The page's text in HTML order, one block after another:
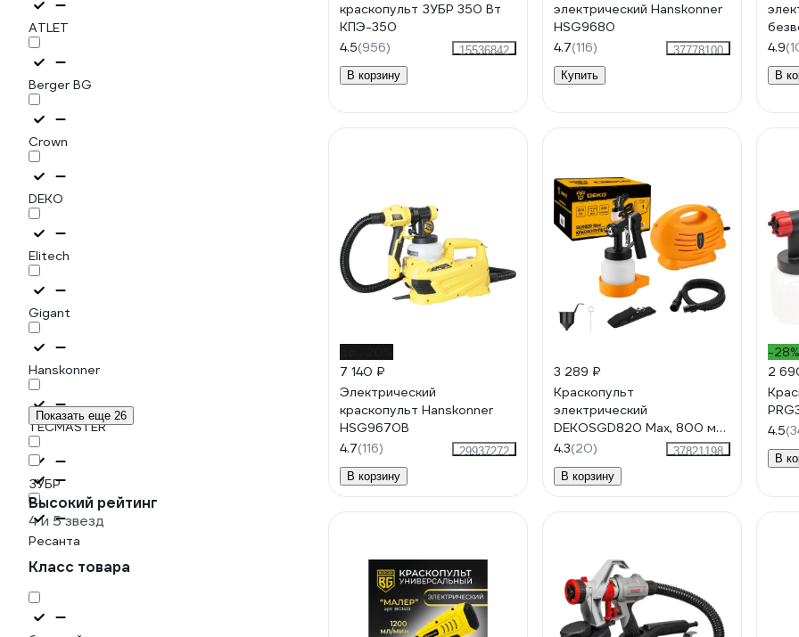
ATLET
Berger BG
Crown
DEKO
Elitech
Gigant
Hanskonner
TECMASTER
ЗУБР
Ресанта
Показать еще 26
Высокий рейтинг
4 и 5 звезд
Класс товара
краскопульт ЗУБР 350 Вт
КПЭ-350
4.5(956)
15536842
В корзину
электрический Hanskonner
HSG9680
4.7(116)
37778100
Купить
4.9
В
7 140 ₽
Электрический
краскопульт Hanskonner
HSG9670B
4.7(116)
29937272
В корзину
3 289 ₽
Краскопульт
электрический
DEKOSGD820 Max, 800 мл,
820Вт 085-1332
4.3(20)
37821198
В корзину
-28%
2
4.5
В